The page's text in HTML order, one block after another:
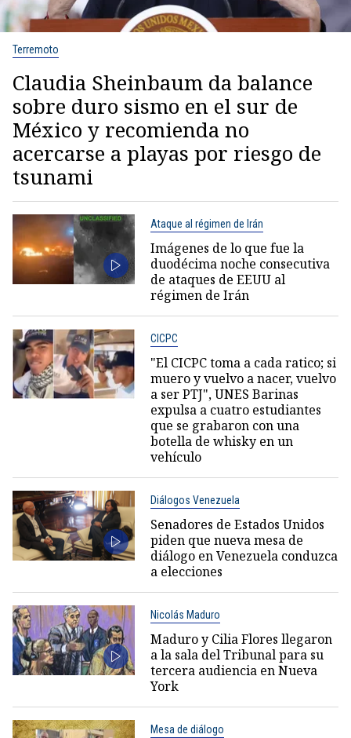
Terremoto
Claudia Sheinbaum da balance
sobre duro sismo en el sur de
México y recomienda no
acercarse a playas por riesgo de
tsunami
Ataque al régimen de Irán
Imágenes de lo que fue la
duodécima noche consecutiva
de ataques de EEUU al
régimen de Irán
CICPC
"El CICPC toma a cada ratico; si
muero y vuelvo a nacer, vuelvo
a ser PTJ", UNES Barinas
expulsa a cuatro estudiantes
que se grabaron con una
botella de whisky en un
vehículo
Diálogos Venezuela
Senadores de Estados Unidos
piden que nueva mesa de
diálogo en Venezuela conduzca
a elecciones
Nicolás Maduro
Maduro y Cilia Flores llegaron
a la sala del Tribunal para su
tercera audiencia en Nueva
York
Mesa de diálogo